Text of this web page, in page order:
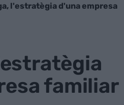
l'estratègia d'una empresa
familiar